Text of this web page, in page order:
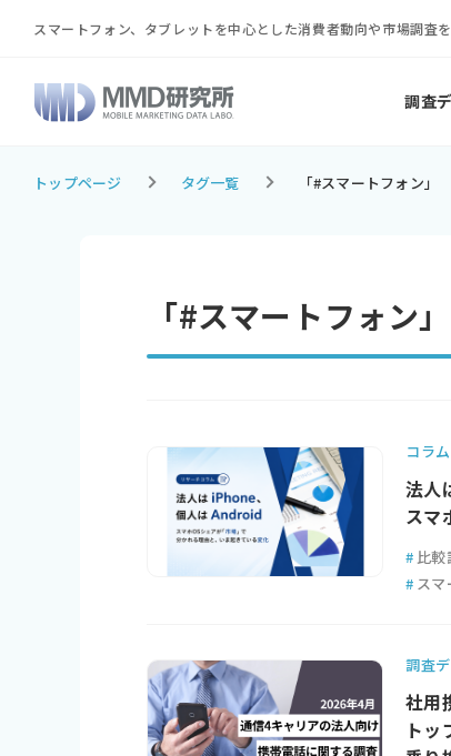
スマートフォン、タブレットを中心とした消費者動向や市場調査
調査
トップページ タグ一覧 「#スマートフォン」
「#スマートフォン
コラム
法人
スマ
# 比較
# スマ
調査
社用
ト